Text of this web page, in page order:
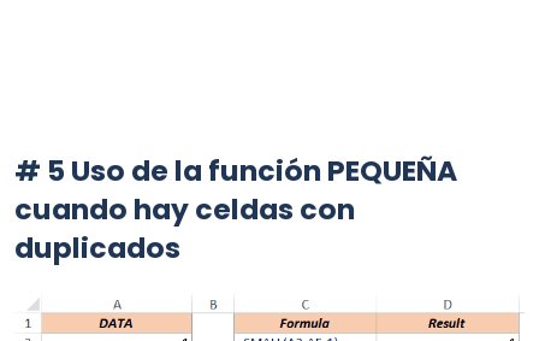
# 5 Uso de la función PEQUEÑA
cuando hay celdas con
duplicados